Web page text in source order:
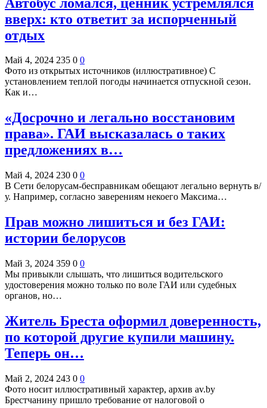
вверх: кто ответит за испорченный
отдых
Май 4, 2024 235 0 0
Фото из открытых источников (иллюстративное) С
установлением теплой погоды начинается отпускной сезон.
Как и…
«Досрочно и легально восстановим
права». ГАИ высказалась о таких
предложениях в…
Май 4, 2024 230 0 0
В Сети белорусам-бесправникам обещают легально вернуть в/
у. Например, согласно заверениям некоего Максима…
Прав можно лишиться и без ГАИ:
истории белорусов
Май 3, 2024 359 0 0
Мы привыкли слышать, что лишиться водительского
удостоверения можно только по воле ГАИ или судебных
органов, но…
Житель Бреста оформил доверенность,
по которой другие купили машину.
Теперь он…
Май 2, 2024 243 0 0
Фото носит иллюстративный характер, архив av.by
Брестчанину пришло требование от налоговой о